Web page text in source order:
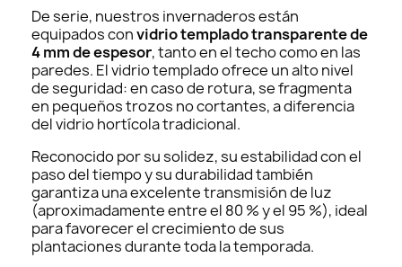
De serie, nuestros invernaderos están
equipados convidrio templado transparente de
4 mm de espesor, tanto en el techo como en las
paredes. El vidrio templado ofrece un alto nivel
de seguridad: en caso de rotura, se fragmenta
en pequeños trozos no cortantes, a diferencia
del vidrio hortícola tradicional.
Reconocido por su solidez, su estabilidad con el
paso del tiempo y su durabilidad también
garantiza una excelente transmisión de luz
(aproximadamente entre el 80 % y el 95 %), ideal
para favorecer el crecimiento de sus
plantaciones durante toda la temporada.